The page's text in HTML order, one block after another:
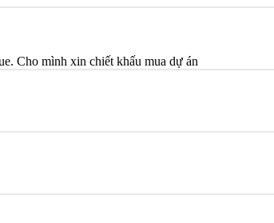
Cho mình xin chiết khấu mua dự án